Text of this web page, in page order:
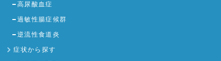
高尿酸血症
過敏性腸症候群
逆流性食道炎
症状から探す